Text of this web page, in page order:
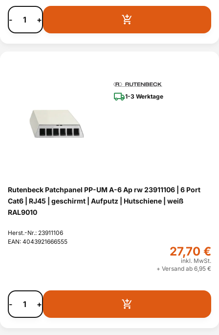
- +
1-3 Werktage
Rutenbeck Patchpanel PP-UM A-6 Ap rw 23911106 | 6 Port
Cat6 | RJ45 | geschirmt | Aufputz | Hutschiene | weiß
RAL9010
Herst.-Nr.: 23911106
EAN: 4043921666555
27,70 €
inkl. MwSt.
+ Versand ab 6,95 €
- +